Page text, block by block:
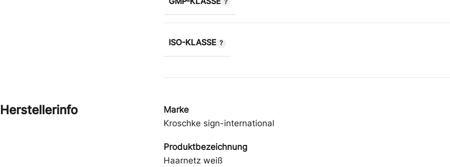
ISO-KLASSE
Herstellerinfo
Marke
Kroschke sign-international
Produktbezeichnung
Haarnetz weiß